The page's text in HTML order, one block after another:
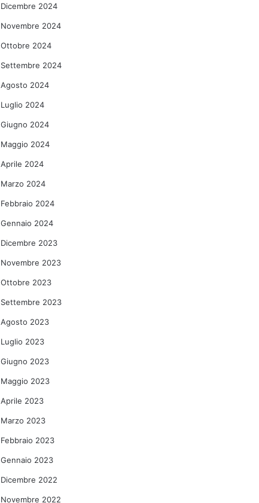
Dicembre 2024
Novembre 2024
Ottobre 2024
Settembre 2024
Agosto 2024
Luglio 2024
Giugno 2024
Maggio 2024
Aprile 2024
Marzo 2024
Febbraio 2024
Gennaio 2024
Dicembre 2023
Novembre 2023
Ottobre 2023
Settembre 2023
Agosto 2023
Luglio 2023
Giugno 2023
Maggio 2023
Aprile 2023
Marzo 2023
Febbraio 2023
Gennaio 2023
Dicembre 2022
Novembre 2022